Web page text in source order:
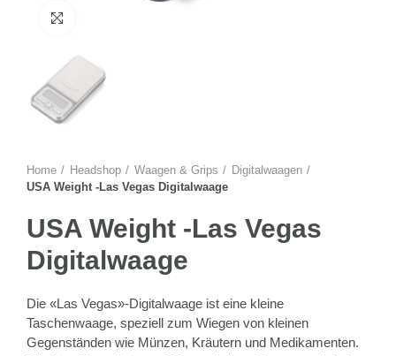
Home Headshop Waagen & Grips
Digitalwaagen
USA Weight -Las Vegas Digitalwaage
USA Weight -Las Vegas
Digitalwaage
Die «Las Vegas»-Digitalwaage ist eine kleine
Taschenwaage, speziell zum Wiegen von kleinen
Gegenständen wie Münzen, Kräutern und Medikamenten.